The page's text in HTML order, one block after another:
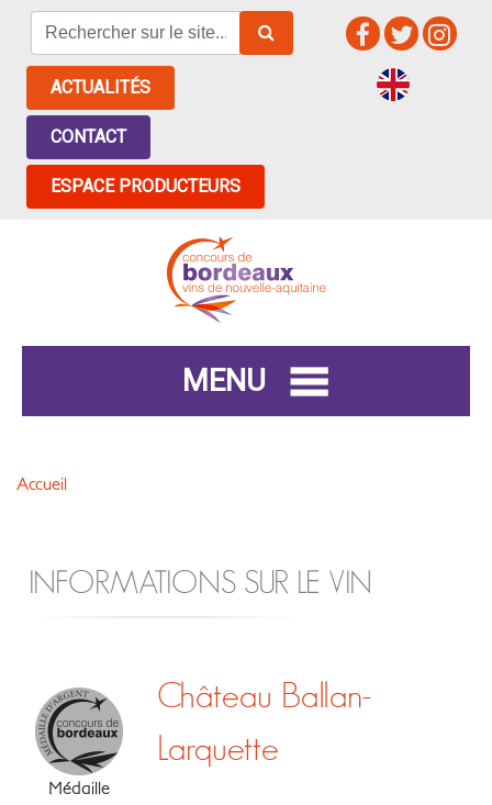
ACTUALITÉS
CONTACT
ESPACE PRODUCTEURS
MENU
Accueil
INFORMATIONS SUR LE VIN
Médaille
Château Ballan-
Larquette